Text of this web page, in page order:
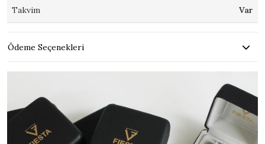
Takvim Var
Ödeme Seçenekleri